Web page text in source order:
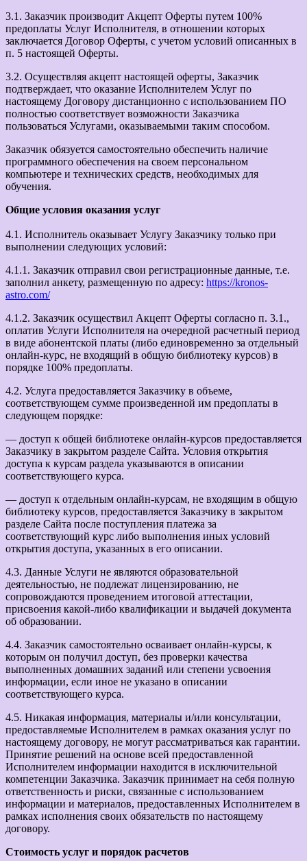
3.1. Заказчик производит Акцепт Оферты путем 100%
предоплаты Услуг Исполнителя, в отношении которых
заключается Договор Оферты, с учетом условий описанных в
п. 5 настоящей Оферты.
3.2. Осуществляя акцепт настоящей оферты, Заказчик
подтверждает, что оказание Исполнителем Услуг по
настоящему Договору дистанционно с использованием ПО
полностью соответствует возможности Заказчика
пользоваться Услугами, оказываемыми таким способом.
Заказчик обязуется самостоятельно обеспечить наличие
программного обеспечения на своем персональном
компьютере и технических средств, необходимых для
обучения.
Общие условия оказания услуг
4.1. Исполнитель оказывает Услугу Заказчику только при
выполнении следующих условий:
4.1.1. Заказчик отправил свои регистрационные данные, т.е.
заполнил анкету, размещенную по адресу: https://kronos-
astro.com/
4.1.2. Заказчик осуществил Акцепт Оферты согласно п. 3.1.,
оплатив Услуги Исполнителя на очередной расчетный период
в виде абонентской платы (либо единовременно за отдельный
онлайн-курс, не входящий в общую библиотеку курсов) в
порядке 100% предоплаты.
4.2. Услуга предоставляется Заказчику в объеме,
соответствующем сумме произведенной им предоплаты в
следующем порядке:
— доступ к общей библиотеке онлайн-курсов предоставляется
Заказчику в закрытом разделе Сайта. Условия открытия
доступа к курсам раздела указываются в описании
соответствующего курса.
— доступ к отдельным онлайн-курсам, не входящим в общую
библиотеку курсов, предоставляется Заказчику в закрытом
разделе Сайта после поступления платежа за
соответствующий курс либо выполнения иных условий
открытия доступа, указанных в его описании.
4.3. Данные Услуги не являются образовательной
деятельностью, не подлежат лицензированию, не
сопровождаются проведением итоговой аттестации,
присвоения какой-либо квалификации и выдачей документа
об образовании.
4.4. Заказчик самостоятельно осваивает онлайн-курсы, к
которым он получил доступ, без проверки качества
выполненных домашних заданий или степени усвоения
информации, если иное не указано в описании
соответствующего курса.
4.5. Никакая информация, материалы и/или консультации,
предоставляемые Исполнителем в рамках оказания услуг по
настоящему договору, не могут рассматриваться как гарантии.
Принятие решений на основе всей предоставленной
Исполнителем информации находится в исключительной
компетенции Заказчика. Заказчик принимает на себя полную
ответственность и риски, связанные с использованием
информации и материалов, предоставленных Исполнителем в
рамках исполнения своих обязательств по настоящему
договору.
Стоимость услуг и порядок расчетов